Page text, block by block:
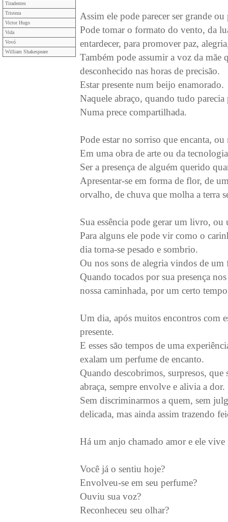
Tiradentes
Tristeza
Victor Hugo
Vida
Vovó
William Shakespeare
Assim ele pode parecer ser grande ou
Pode tomar o formato do vento, da
entardecer, para promover paz,
Também pode assumir a voz da mãe
desconhecido nas horas de precisão.
Estar presente num beijo enamorado.
Naquele abraço, quando tudo
Numa prece compartilhada.
Pode estar no sorriso que encanta,
Em uma obra de arte ou da
Ser a presença de alguém querido
Apresentar-se em forma de flor, de
orvalho, de chuva que molha a terra
Sua essência pode gerar um livro, ou
Para alguns ele pode vir como o
dia torna-se pesado e sombrio.
Ou nos sons de alegria vindos de
Quando tocados por sua presença
nossa caminhada, por um certo
Um dia, após muitos encontros com
presente.
E esses são tempos de uma
exalam um perfume de encanto.
Quando descobrimos, surpresos,
abraça, sempre envolve e alivia a dor.
Sem discriminarmos a quem, sem
delicada, mas ainda assim trazendo
Há um anjo chamado amor e ele vive
Você já o sentiu hoje?
Envolveu-se em seu perfume?
Ouviu sua voz?
Reconheceu seu olhar?